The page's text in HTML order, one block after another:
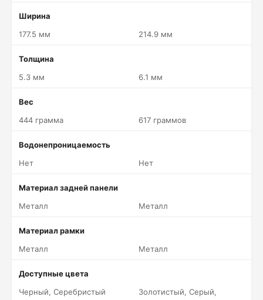
Ширина
177.5 мм
214.9 мм
Толщина
5.3 мм
6.1 мм
Вес
444 грамма
617 граммов
Водонепроницаемость
Нет
Нет
Материал задней панели
Металл
Металл
Материал рамки
Металл
Металл
Доступные цвета
Черный, Серебристый
Золотистый, Серый,